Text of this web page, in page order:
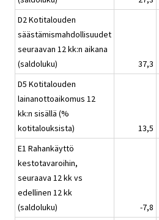
D2 Kotitalouden
säästämismahdollisuudet
seuraavan 12 kk:n aikana
(saldoluku)
37,3
D5 Kotitalouden
lainanottoaikomus 12
kk:n sisällä (%
kotitalouksista)
13,5
E1 Rahankäyttö
kestotavaroihin,
seuraava 12 kk vs
edellinen 12 kk
(saldoluku)
-7,8